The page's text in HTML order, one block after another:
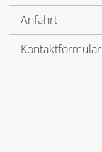
Anfahrt
Kontaktformular